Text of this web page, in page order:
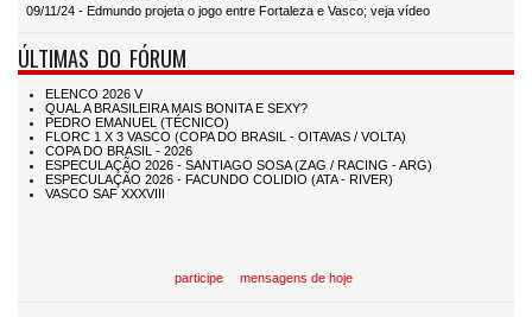
09/11/24 - Edmundo projeta o jogo entre Fortaleza e Vasco; veja vídeo
ÚLTIMAS DO FÓRUM
participe mensagens de hoje